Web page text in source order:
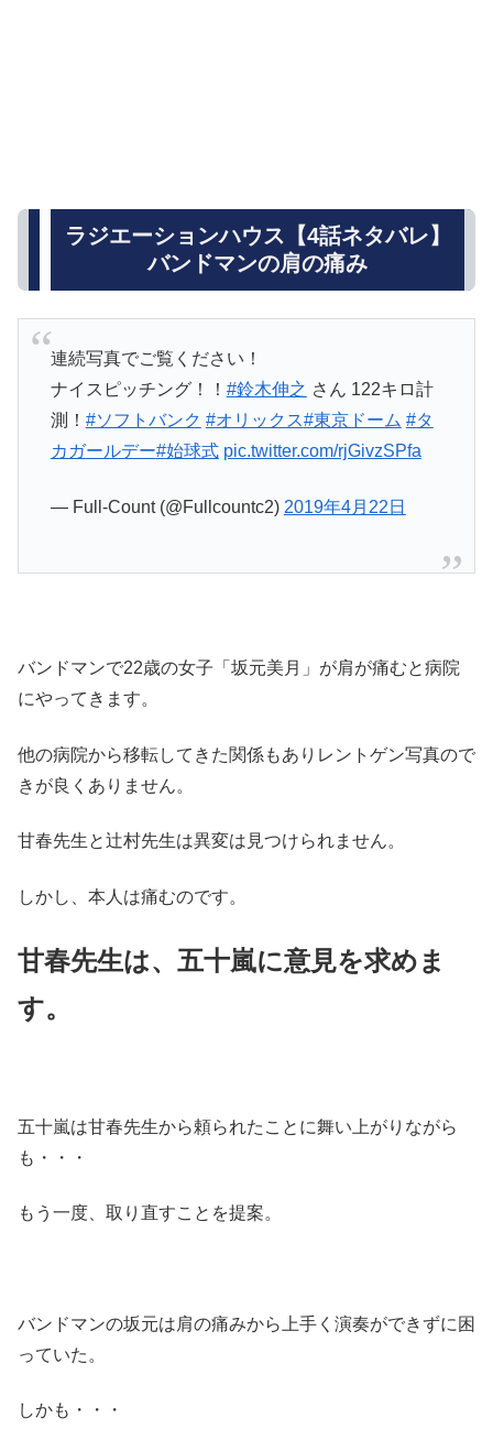
ラジエーションハウス【4話ネタバレ】
バンドマンの肩の痛み
連続写真でご覧ください！
ナイスピッチング！！ #鈴木伸之 さん 122キロ計
測！ #ソフトバンク #オリックス#東京ドーム #タ
カガールデー#始球式 pic.twitter.com/rjGivzSPfa
— Full-Count (@Fullcountc2) 2019年4月22日
バンドマンで22歳の女子「坂元美月」が肩が痛むと病院
にやってきます。
他の病院から移転してきた関係もありレントゲン写真ので
きが良くありません。
甘春先生と辻村先生は異変は見つけられません。
しかし、本人は痛むのです。
甘春先生は、五十嵐に意見を求めま
す。
五十嵐は甘春先生から頼られたことに舞い上がりながら
も・・・
もう一度、取り直すことを提案。
バンドマンの坂元は肩の痛みから上手く演奏ができずに困
っていた。
しかも・・・